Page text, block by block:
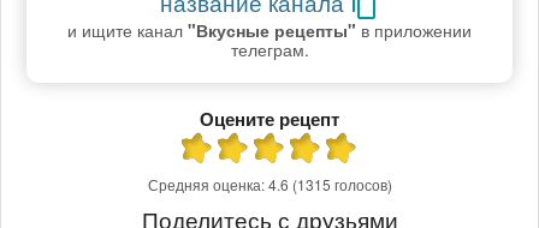
и ищите канал "Вкусные рецепты" в приложении
телеграм.
Оцените рецепт
Средняя оценка:4.6 (1315 голосов)
Поделитесь с друзьями